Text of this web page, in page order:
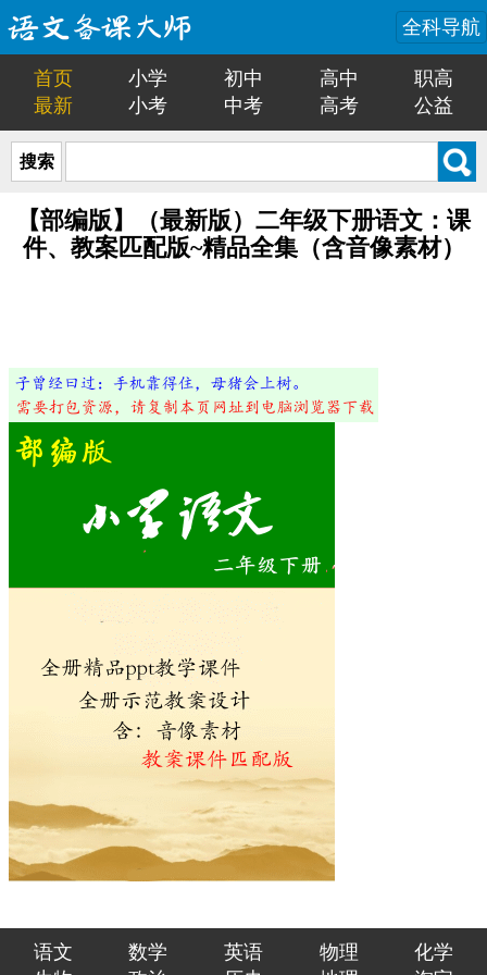
全科导航
首页 小学 初中 高中
职高
最新
小考 中考 高考 公益
搜索
【部编版】（最新版）二年级下册语文：课
件、教案匹配版~精品全集（含音像素材）
语文 数学 英语 物理
化学